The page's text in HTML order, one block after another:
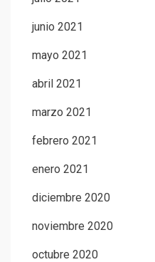
junio 2021
mayo 2021
abril 2021
marzo 2021
febrero 2021
enero 2021
diciembre 2020
noviembre 2020
octubre 2020